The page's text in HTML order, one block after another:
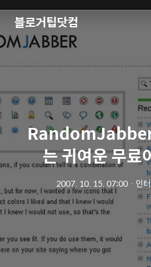
블로거팁닷컴
RandomJabber
는 귀여운 무료
2007. 10. 15. 07:00ㆍ 인